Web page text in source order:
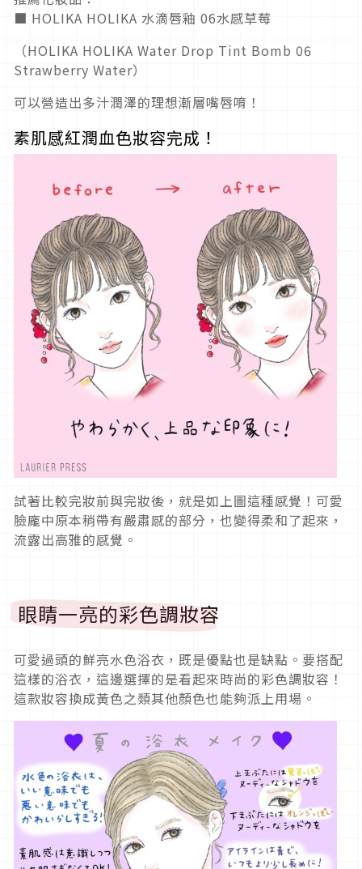
■ HOLIKA HOLIKA 水滴唇釉 06水感草莓
（HOLIKA HOLIKA Water Drop Tint Bomb 06
Strawberry Water）
可以營造出多汁潤澤的理想漸層嘴唇唷！
素肌感紅潤血色妝容完成！
試著比較完妝前與完妝後，就是如上圖這種感覺！可愛
臉龐中原本稍帶有嚴肅感的部分，也變得柔和了起來，
流露出高雅的感覺。
眼睛一亮的彩色調妝容
可愛過頭的鮮亮水色浴衣，既是優點也是缺點。要搭配
這樣的浴衣，這邊選擇的是看起來時尚的彩色調妝容！
這款妝容換成黃色之類其他顏色也能夠派上用場。